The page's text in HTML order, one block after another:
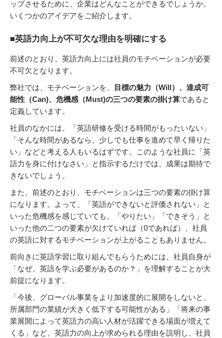
ップさせるために、企業はどんなことができるでしょうか。
いくつかのアイデアをご紹介します。
■英語力向上が不可欠な理由を明確にする
前述のとおり、英語力向上には社員のモチベーションが必要
不可欠となります。
弊社では、モチベーションを、
目標の魅力（Will）、達成可
能性（Can)、危機感（Must)の三つの要素の掛け算であると
定義しています。
社員のなかには、「英語研修を受ける時間がもったいない」
「そんな時間があるなら、少しでも仕事を進めて早く帰りた
い」などと考える人もいるはずです。このような社員に「英
語力を身に付けなさい」と指示するだけでは、成果は期待で
きないでしょう。
また、前述のとおり、モチベーションは三つの要素の掛け算
になります。よって、「英語ができないと評価されない」と
いった危機感を感じていても、「やりたい」「できそう」と
いった他の二つの要素が欠けていれば（0であれば）、社員
の英語に対するモチベーションが上がることもありません。
前向きに英語学習に取り組んでもらうためには、社員自身が
「なぜ、英語を学ぶ必要があるのか？」を理解することが大
前提になります。
「今後、グローバル事業をより加速度的に展開をしないと、
所属部門の業績が大きく低下する可能性がある」「将来の事
業展開によって英語力の高い人材が活躍できる場面が増えて
くる」など、英語力の向上が求められる理由を説明し、社員